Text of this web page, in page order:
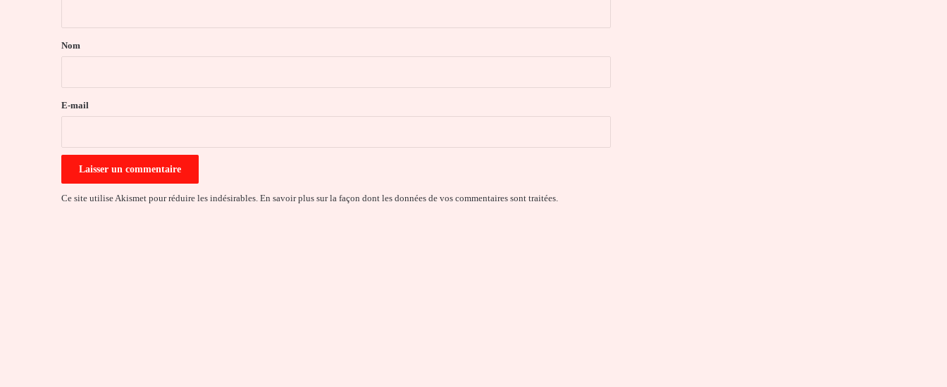
a
e
Nom
E-mail
Ce site utilise Akismet pour réduire les indésirables. En savoir plus sur la façon dont les données de vos commentaires sont traitées.